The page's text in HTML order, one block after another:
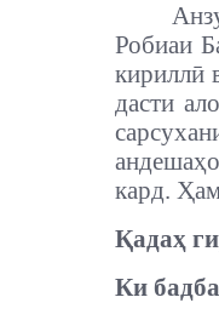
Робиаи
кириллӣ
дасти
кард.
Қадаҳ
Ки